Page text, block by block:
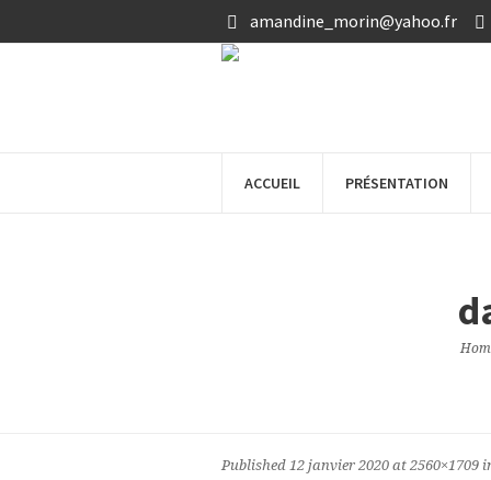
amandine_morin@yahoo.fr
ACCUEIL PRÉSENTATION
Published 12 janvier 2020 at 2560×1709